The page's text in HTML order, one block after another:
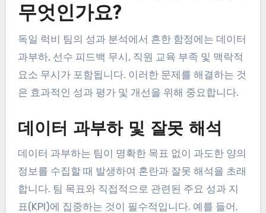
무엇인가요?
독일 럭비 팀의 성과 분석에서 흔한 함정에는 데이터
과부하, 선수 피드백 무시, 직원 교육 부족 및 맥락적
요소 무시가 포함됩니다. 이러한 문제를 해결하는 것
은 효과적인 성과 평가 및 개선을 위해 중요합니다.
데이터 과부하 및 잘못 해석
데이터 과부하는 팀이 명확한 목표 없이 과도한 양의
정보를 수집할 때 발생하여 혼란과 잘못 해석을 초래
합니다. 팀 목표와 직접적으로 관련된 주요 성과 지
표(KPI)에 집중하는 것이 필수적입니다. 예를 들어,